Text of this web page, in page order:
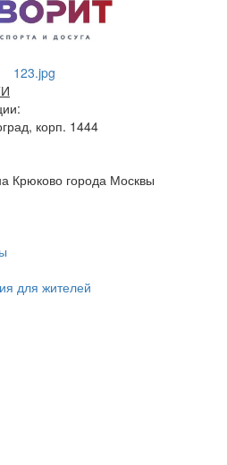
корп. 1444
Крюково города Москвы
для жителей